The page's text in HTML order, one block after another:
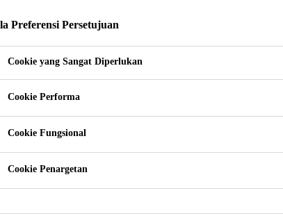
Layanan Pelanggan
Preferensi Persetujuan
Cookie yang Sangat Diperlukan
Cookie Performa
Cookie Fungsional
Cookie Penargetan